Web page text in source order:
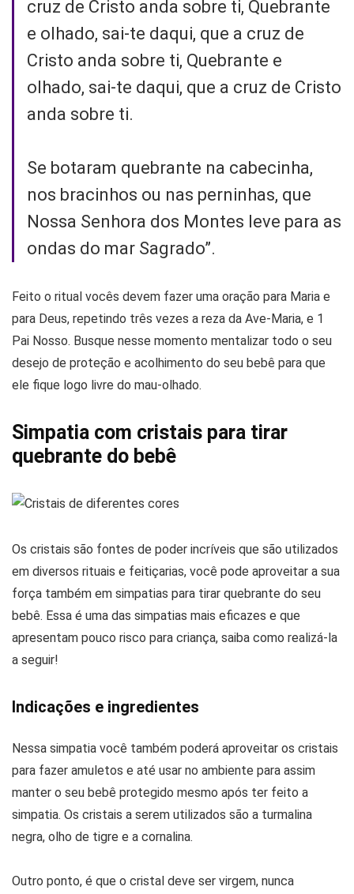
cruz de Cristo anda sobre ti, Quebrante
e olhado, sai-te daqui, que a cruz de
Cristo anda sobre ti, Quebrante e
olhado, sai-te daqui, que a cruz de Cristo
anda sobre ti.
Se botaram quebrante na cabecinha,
nos bracinhos ou nas perninhas, que
Nossa Senhora dos Montes leve para as
ondas do mar Sagrado”.
Feito o ritual vocês devem fazer uma oração para Maria e
para Deus, repetindo três vezes a reza da Ave-Maria, e 1
Pai Nosso. Busque nesse momento mentalizar todo o seu
desejo de proteção e acolhimento do seu bebê para que
ele fique logo livre do mau-olhado.
Simpatia com cristais para tirar
quebrante do bebê
Os cristais são fontes de poder incríveis que são utilizados
em diversos rituais e feitiçarias, você pode aproveitar a sua
força também em simpatias para tirar quebrante do seu
bebê. Essa é uma das simpatias mais eficazes e que
apresentam pouco risco para criança, saiba como realizá-la
a seguir!
Indicações e ingredientes
Nessa simpatia você também poderá aproveitar os cristais
para fazer amuletos e até usar no ambiente para assim
manter o seu bebê protegido mesmo após ter feito a
simpatia. Os cristais a serem utilizados são a turmalina
negra, olho de tigre e a cornalina.
Outro ponto, é que o cristal deve ser virgem, nunca